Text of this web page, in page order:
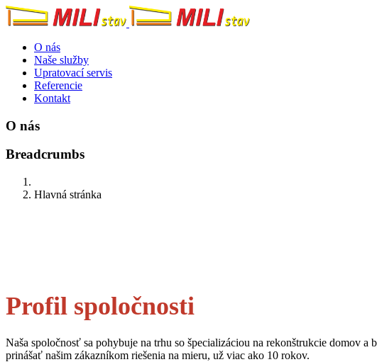
O nás
Naše služby
Upratovací servis
Referencie
Kontakt
O nás
Breadcrumbs
Hlavná stránka
Profil spoločnosti
Naša spoločnosť sa pohybuje na trhu so špecializáciou na rekonštrukcie domov
prinášať našim zákazníkom riešenia na mieru, už viac ako 10 rokov.